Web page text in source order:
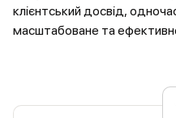
клієнтський досвід,
масштабоване та